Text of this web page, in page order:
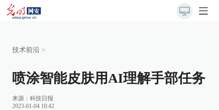
技术前沿 >
喷涂智能皮肤用AI理解手部任务
来源： 科技日报
2023-01-04 10:42